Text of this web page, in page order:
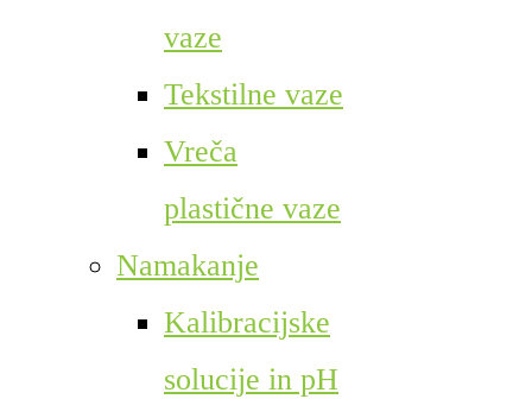
vaze
Tekstilne vaze
Vreča
plastične vaze
Namakanje
Kalibracijske
solucije in pH